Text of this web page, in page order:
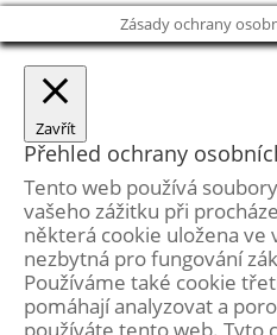
Zásady ochrany
Zavřít
Přehled ochrany
Tento web používá
vašeho zážitku při
některá cookie uložena ve
nezbytná pro fungování
Používáme také cookie
pomáhají analyzovat a